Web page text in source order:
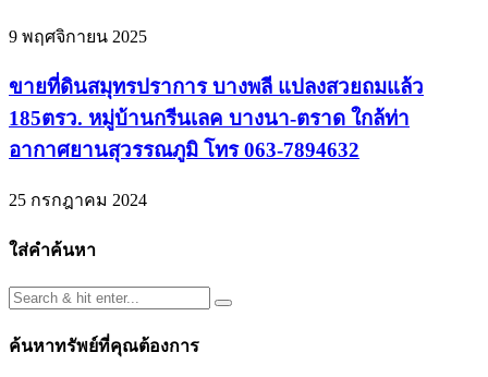
9 พฤศจิกายน 2025
ขายที่ดินสมุทรปราการ บางพลี แปลงสวยถมแล้ว
185ตรว. หมู่บ้านกรีนเลค บางนา-ตราด ใกล้ท่า
อากาศยานสุวรรณภูมิ โทร 063-7894632
25 กรกฎาคม 2024
ใส่คำค้นหา
ค้นหาทรัพย์ที่คุณต้องการ